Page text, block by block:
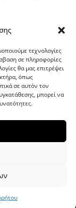
τεχνολογίες
σε πληροφορίες
θα μας επιτρέψει
όπως
σε αυτόν τον
μπορεί να